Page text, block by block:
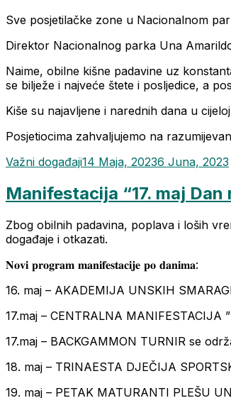
Sve posjetilačke zone u Nacionalnom
Direktor Nacionalnog parka Una
Naime, obilne kišne padavine uz
se bilježe i najveće štete i posljedice, a
Kiše su najavljene i narednih dana u
Posjetiocima zahvaljujemo na
Categories
Važni događaji14 Maja, 20236 Juna, 2023
Manifestacija “17. maj Dan
Zbog obilnih padavina, poplava i loših
događaje i otkazati.
𝐍𝐨𝐯𝐢 𝐩𝐫𝐨𝐠𝐫𝐚𝐦 𝐦𝐚𝐧𝐢𝐟𝐞𝐬𝐭𝐚𝐜𝐢𝐣𝐞 𝐩𝐨 𝐝𝐚𝐧𝐢𝐦𝐚:
16. maj – AKADEMIJA UNSKIH
17.maj – CENTRALNA MANIFESTACIJA
17.maj – BACKGAMMON TURNIR se
18. maj – TRINAESTA DJEČIJA
19. maj – PETAK MATURANTI PLEŠU